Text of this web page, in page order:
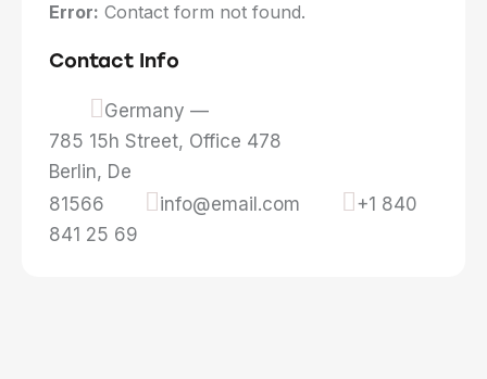
Error: Contact form not found.
Contact Info
Germany —
785 15h Street, Office 478
Berlin, De
81566
info@email.com
+1 840
841 25 69